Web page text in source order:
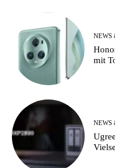
NEWS
mit
NEWS